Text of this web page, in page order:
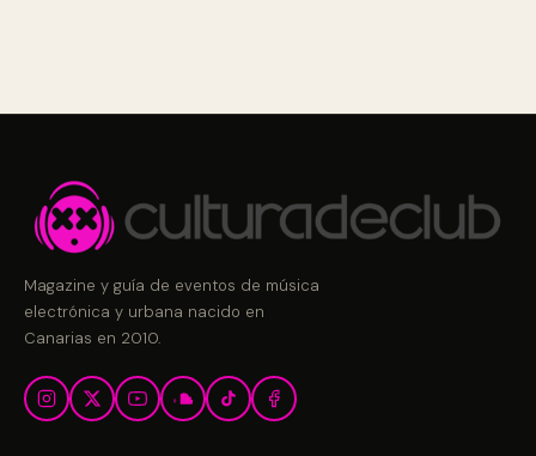
Magazine y guía de eventos de música
electrónica y urbana nacido en
Canarias en 2010.